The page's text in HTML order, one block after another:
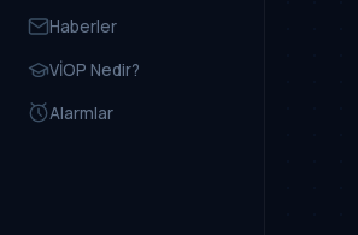
Haberler
VİOP Nedir?
Alarmlar